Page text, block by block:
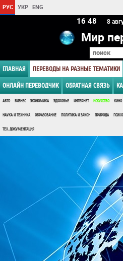
РУС УКР ENG
16:48 8
Мир
ГЛАВНАЯ ПЕРЕВОДЫ НА РАЗНЫЕ ТЕМАТИКИ
ОНЛАЙН ПЕРЕВОДЧИК ОБРАТНАЯ СВЯЗЬ
АВТО БИЗНЕС ЭКОНОМИКА ЗДОРОВЬЕ ИНТЕРНЕТ ИСКУССТВО КИНО
НАУКА И ТЕХНИКА ОБРАЗОВАНИЕ ПОЛИТИКА И ЗАКОН ПРИРОДА
ТЕХ. ДОКУМЕНТАЦИЯ